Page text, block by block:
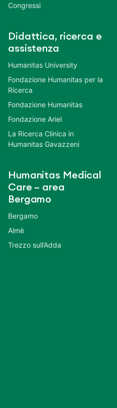
Congressi
Didattica, ricerca e
assistenza
Humanitas University
Fondazione Humanitas per la
Ricerca
Fondazione Humanitas
Fondazione Ariel
La Ricerca Clinica in
Humanitas Gavazzeni
Humanitas Medical
Care – area
Bergamo
Bergamo
Almè
Trezzo sull’Adda